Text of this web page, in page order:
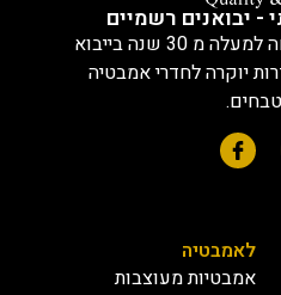
חברת JB, י.בירותי מתמחה למעלה מ 30 שנה בייבוא
יוקרה לחדרי אמבטיה
לאמבטיה
אמבטיות מעוצבות